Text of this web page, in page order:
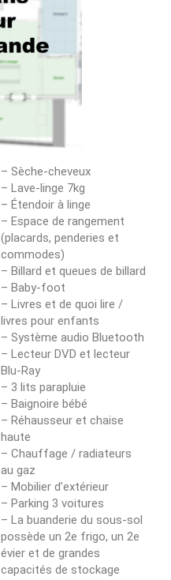
– Sèche-cheveux
– Lave-linge 7kg
– Étendoir à linge
– Espace de rangement
(placards, penderies et
commodes)
– Billard et queues de billard
– Baby-foot
– Livres et de quoi lire /
livres pour enfants
– Système audio Bluetooth
– Lecteur DVD et lecteur
Blu-Ray
– 3 lits parapluie
– Baignoire bébé
– Réhausseur et chaise
haute
– Chauffage / radiateurs
au gaz
– Mobilier d’extérieur
– Parking 3 voitures
– La buanderie du sous-sol
possède un 2e frigo, un 2e
évier et de grandes
capacités de stockage